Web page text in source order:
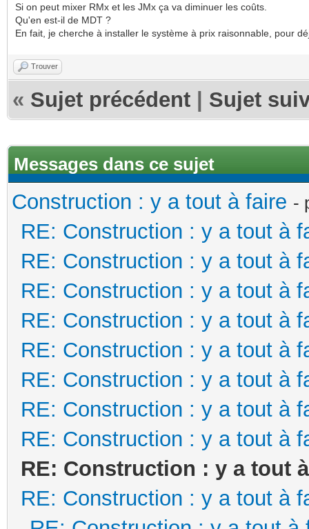
Si on peut mixer RMx et les JMx ça va diminuer les coûts.
Qu'en est-il de MDT ?
En fait, je cherche à installer le système à prix raisonnable, pour
Trouver
« Sujet précédent Sujet
Messages dans ce sujet
Construction : y a tout à faire -
RE: Construction : y a tout à
RE: Construction : y a tout à
RE: Construction : y a tout à
RE: Construction : y a tout à
RE: Construction : y a tout à
RE: Construction : y a tout à
RE: Construction : y a tout à
RE: Construction : y a tout à
RE: Construction : y a tout
RE: Construction : y a tout à